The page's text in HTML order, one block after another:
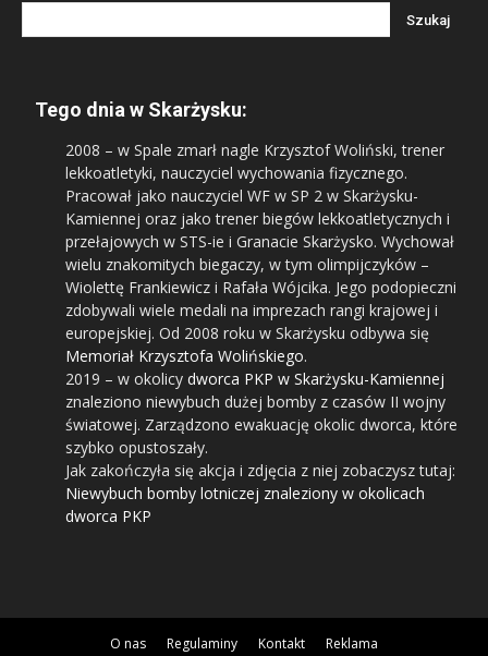
Tego dnia w Skarżysku:
2008 – w Spale zmarł nagle Krzysztof Woliński, trener
lekkoatletyki, nauczyciel wychowania fizycznego.
Pracował jako nauczyciel WF w SP 2 w Skarżysku-
Kamiennej oraz jako trener biegów lekkoatletycznych i
przełajowych w STS-ie i Granacie Skarżysko. Wychował
wielu znakomitych biegaczy, w tym olimpijczyków –
Wiolettę Frankiewicz i Rafała Wójcika. Jego podopieczni
zdobywali wiele medali na imprezach rangi krajowej i
europejskiej. Od 2008 roku w Skarżysku odbywa się
Memoriał Krzysztofa Wolińskiego.
2019 – w okolicy dworca PKP w Skarżysku-Kamiennej
znaleziono niewybuch dużej bomby z czasów II wojny
światowej. Zarządzono ewakuację okolic dworca, które
szybko opustoszały.
Jak zakończyła się akcja i zdjęcia z niej zobaczysz tutaj:
Niewybuch bomby lotniczej znaleziony w okolicach
dworca PKP
O nas Regulaminy Kontakt Reklama